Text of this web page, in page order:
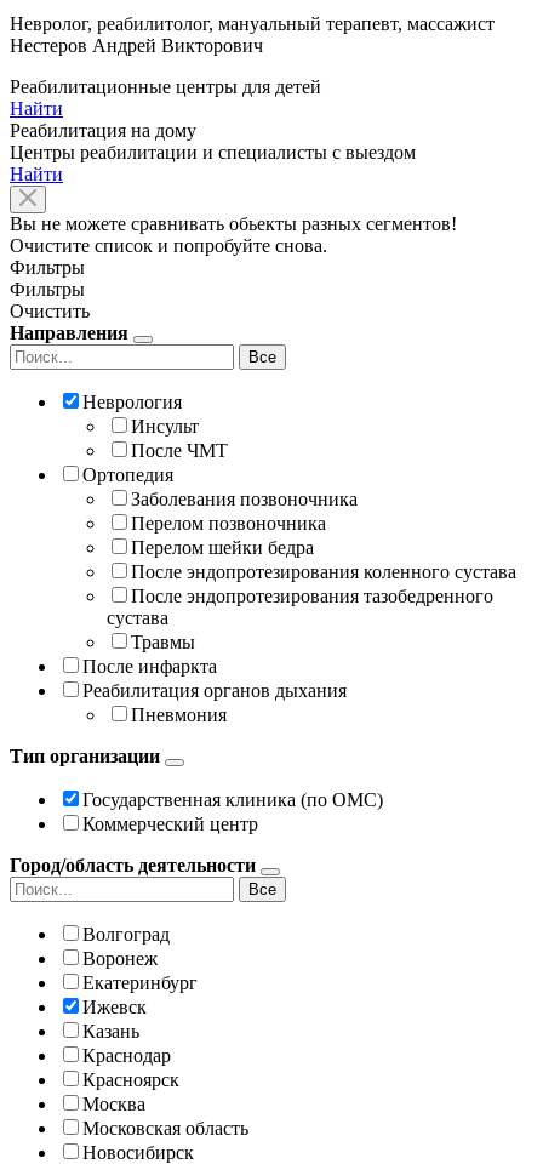
Невролог, реабилитолог, мануальный терапевт, массажист
Нестеров Андрей Викторович
Реабилитационные центры для детей
Найти
Реабилитация на дому
Центры реабилитации и специалисты с выездом
Найти
Вы не можете сравнивать обьекты разных сегментов!
Очистите список и попробуйте снова.
Фильтры
Фильтры
Очистить
Направления
Все
Неврология
Инсульт
После ЧМТ
Ортопедия
Заболевания позвоночника
Перелом позвоночника
Перелом шейки бедра
После эндопротезирования коленного сустава
После эндопротезирования тазобедренного
сустава
Травмы
После инфаркта
Реабилитация органов дыхания
Пневмония
Тип организации
Государственная клиника (по ОМС)
Коммерческий центр
Город/область деятельности
Все
Волгоград
Воронеж
Екатеринбург
Ижевск
Казань
Краснодар
Красноярск
Москва
Московская область
Новосибирск